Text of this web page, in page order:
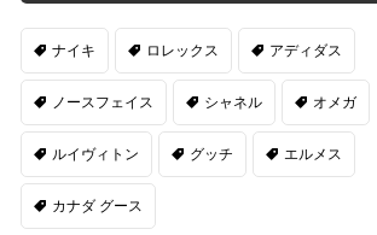
ナイキ ロレックス アディダス
ノースフェイス シャネル オメガ
ルイヴィトン グッチ エルメス
カナダ グース